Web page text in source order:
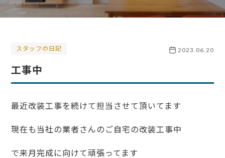
スタッフの日記 2023.06.20
工事中
最近改装工事を続けて担当させて頂いてます
現在も当社の業者さんのご自宅の改装工事中
で来月完成に向けて頑張ってます